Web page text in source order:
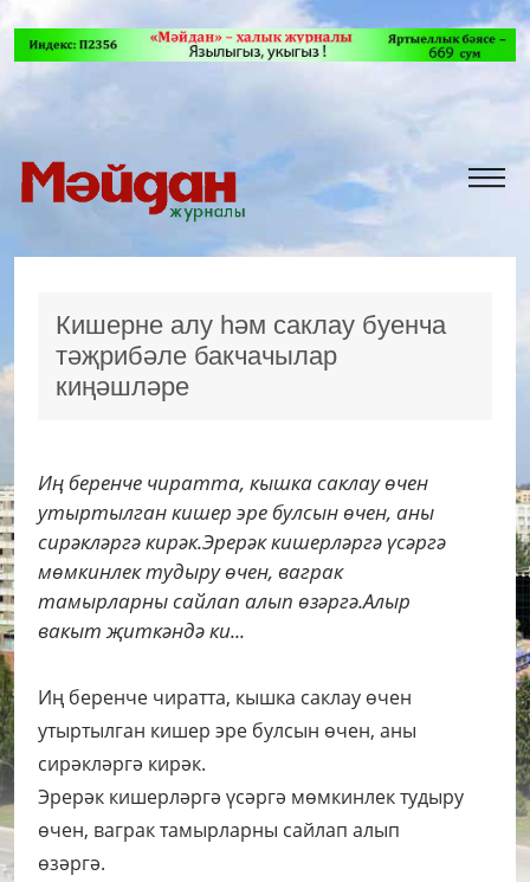
Кишерне алу һәм саклау буенча
тәҗрибәле бакчачылар
киңәшләре
Иң беренче чиратта, кышка саклау өчен
утыртылган кишер эре булсын өчен, аны
сирәкләргә кирәк.Эрерәк кишерләргә үсәргә
мөмкинлек тудыру өчен, ваграк
тамырларны сайлап алып өзәргә.Алыр
вакыт җиткәндә ки...
Иң беренче чиратта, кышка саклау өчен
утыртылган кишер эре булсын өчен, аны
сирәкләргә кирәк.
Эрерәк кишерләргә үсәргә мөмкинлек тудыру
өчен, ваграк тамырларны сайлап алып
өзәргә.